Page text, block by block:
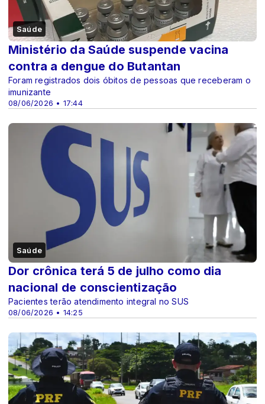
Saúde
08/06/2026 • 17:44
Ministério da Saúde suspende vacina
contra a dengue do Butantan
Foram registrados dois óbitos de pessoas que receberam o
imunizante
Saúde
08/06/2026 • 14:25
Dor crônica terá 5 de julho como dia
nacional de conscientização
Pacientes terão atendimento integral no SUS